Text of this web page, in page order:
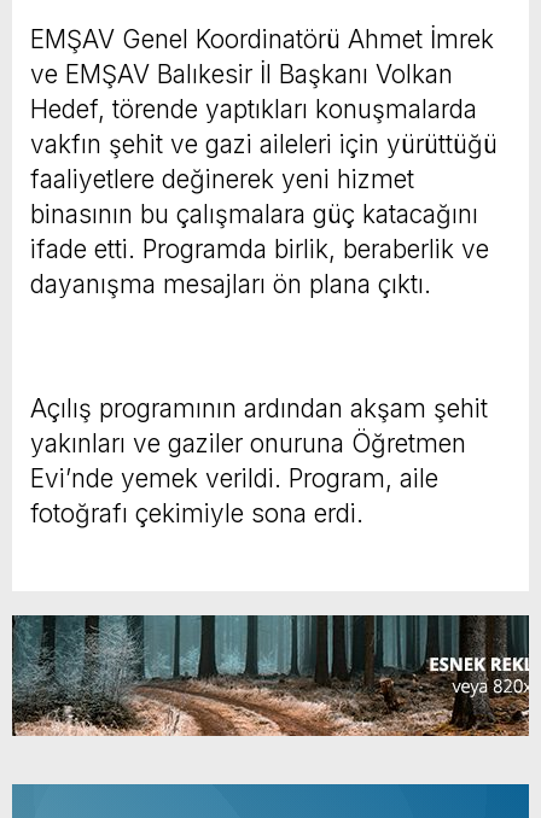
EMŞAV Genel Koordinatörü Ahmet İmrek
ve EMŞAV Balıkesir İl Başkanı Volkan
Hedef, törende yaptıkları konuşmalarda
vakfın şehit ve gazi aileleri için yürüttüğü
faaliyetlere değinerek yeni hizmet
binasının bu çalışmalara güç katacağını
ifade etti. Programda birlik, beraberlik ve
dayanışma mesajları ön plana çıktı.
Açılış programının ardından akşam şehit
yakınları ve gaziler onuruna Öğretmen
Evi’nde yemek verildi. Program, aile
fotoğrafı çekimiyle sona erdi.